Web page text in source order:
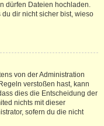
dürfen Dateien hochladen.
dir nicht sicher bist, wieso
von der Administration
verstoßen hast, kann
dies die Entscheidung der
nichts mit dieser
sofern du die nicht